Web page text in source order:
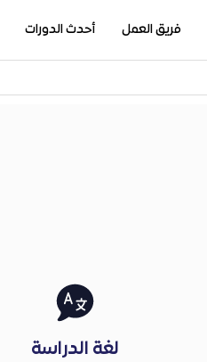
فريق العمل أحدث الدورات
لغة الدراسة